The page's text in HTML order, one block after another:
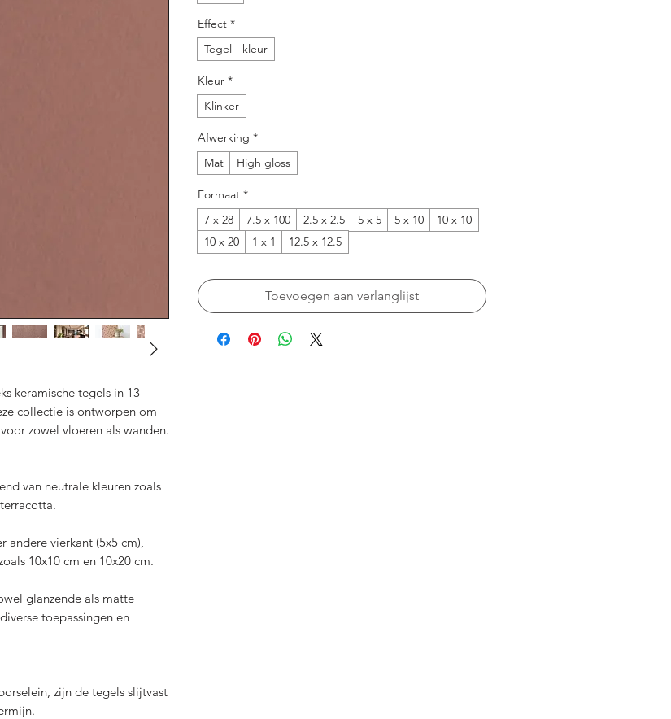
keramische tegels in 13
collectie is ontworpen om
zowel vloeren als wanden.
van neutrale kleuren zoals
andere vierkant (5x5 cm),
10x10 cm en 10x20 cm.
glanzende als matte
toepassingen en
zijn de tegels slijtvast
Effect *
Tegel - kleur
Kleur *
Klinker
Afwerking *
Mat
High gloss
Formaat *
7 x 28
7.5 x 100 2.5 x 2.5 5 x 5 5 x 10
10 x 10
10 x 20
1 x 1 12.5 x 12.5
Toevoegen aan verlanglijst